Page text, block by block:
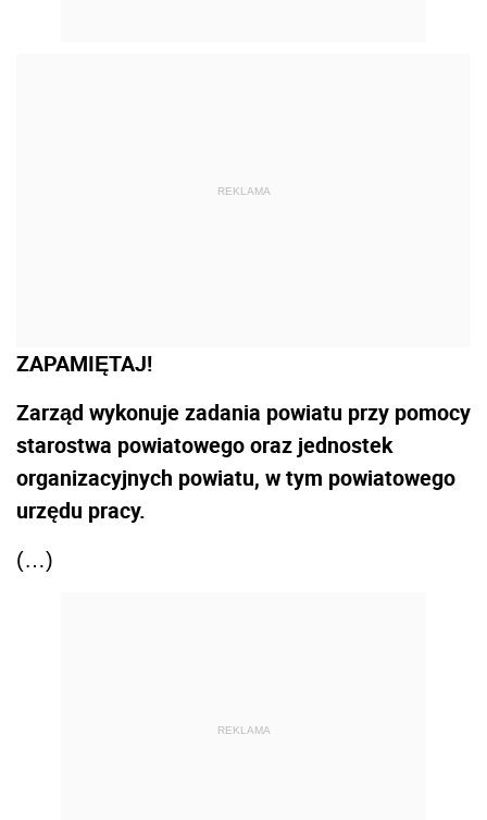
REKLAMA
ZAPAMIĘTAJ!
Zarząd wykonuje zadania powiatu przy pomocy
starostwa powiatowego oraz jednostek
organizacyjnych powiatu, w tym powiatowego
urzędu pracy.
(…)
REKLAMA